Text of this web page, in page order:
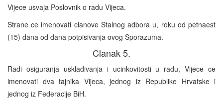
Vijece usvaja Poslovnik o radu Vijeca.
Strane ce imenovati clanove Stalnog adbora u, roku od petnaest
(15) dana od dana potpisivanja ovog Sporazuma.
Clanak 5.
Radi osiguranja uskladivanja i ucinkovitosti u radu, Vijece ce
imenovati dva tajnika Vijeca, jednog iz Republike Hrvatske i
jednog iz Federacije BiH.